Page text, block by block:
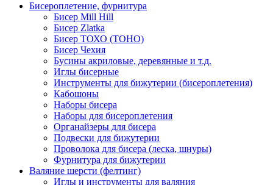
Бисероплетение, фурнитура
Бисер Mill Hill
Бисер Zlatka
Бисер ТОХО (TOHO)
Бисер Чехия
Бусины акриловые, деревянные и т.д.
Иглы бисерные
Инструменты для бижутерии (бисероплетения)
Кабошоны
Наборы бисера
Наборы для бисероплетения
Органайзеры для бисера
Подвески для бижутерии
Проволока для бисера (леска, шнуры)
Фурнитура для бижутерии
Валяние шерсти (фелтинг)
Иглы и инструменты для валяния